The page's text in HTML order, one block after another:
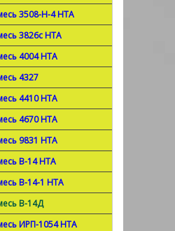
3508-Н-4 НТА
3826с НТА
4004 НТА
4327
4410 НТА
4670 НТА
9831 НТА
В-14 НТА
В-14-1 НТА
В-14Д
ИРП-1054 НТА